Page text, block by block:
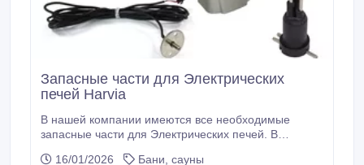
Запасные части для Электрических
печей Harvia
В нашей компании имеются все необходимые
запасные части для Электрических печей. В
16/01/2026
Бани, сауны